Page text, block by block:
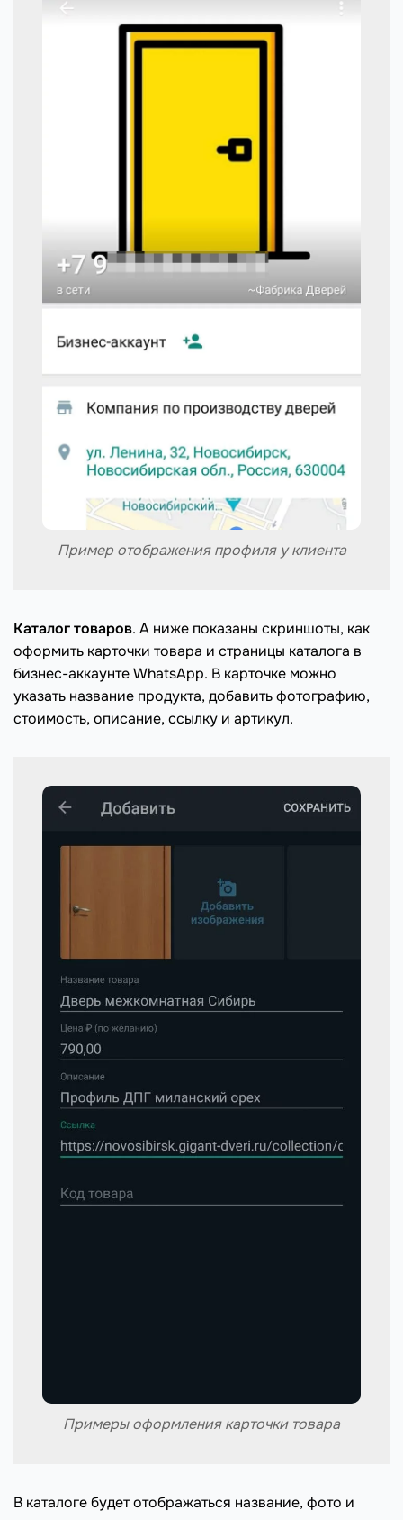
Пример отображения профиля у клиента
Каталог товаров. А ниже показаны скриншоты, как
оформить карточки товара и страницы каталога в
бизнес-аккаунте WhatsApp. В карточке можно
указать название продукта, добавить фотографию,
стоимость, описание, ссылку и артикул.
Примеры оформления карточки товара
В каталоге будет отображаться название, фото и